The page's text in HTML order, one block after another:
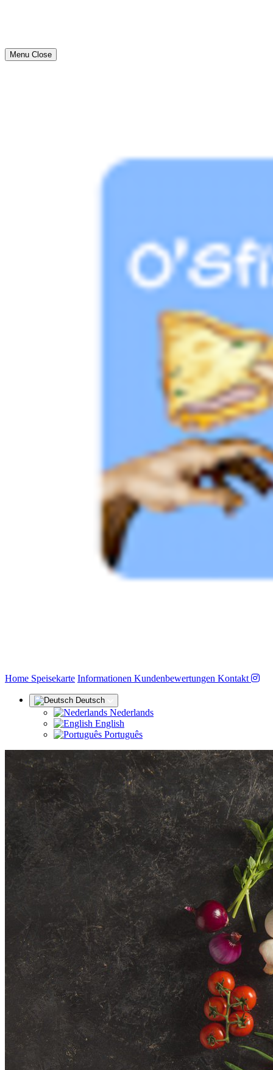
Menu Close
Home (aktuell)
Speisekarte Informationen Kundenbewertungen Kontakt
Deutsch
Nederlands
English
Português